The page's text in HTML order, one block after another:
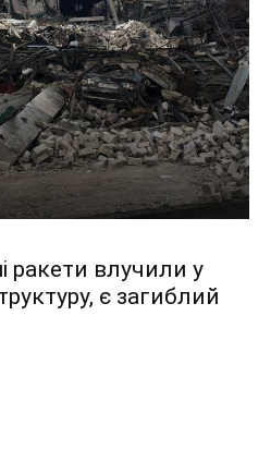
ракети влучили у
є загиблий